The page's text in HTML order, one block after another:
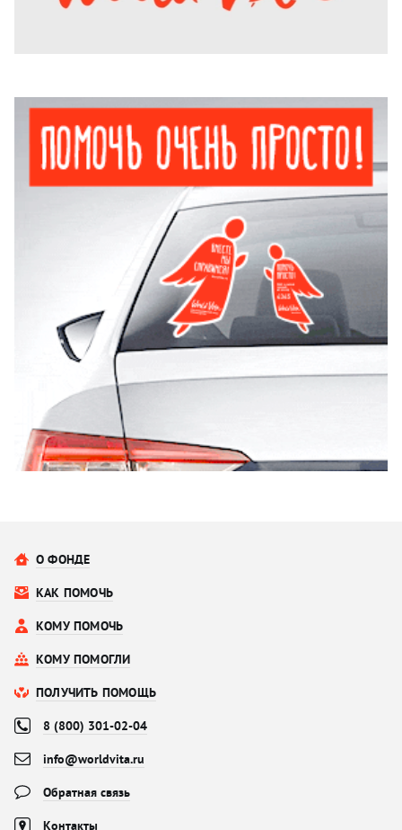
О ФОНДЕ
КАК ПОМОЧЬ
КОМУ ПОМОЧЬ
КОМУ ПОМОГЛИ
ПОЛУЧИТЬ ПОМОЩЬ
8 (800) 301-02-04
info@worldvita.ru
Обратная связь
Контакты